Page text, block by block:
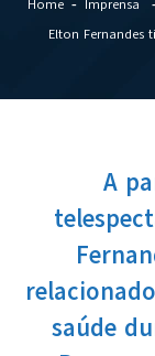
Home
Imprensa
Elton Fernandes
A
saúde